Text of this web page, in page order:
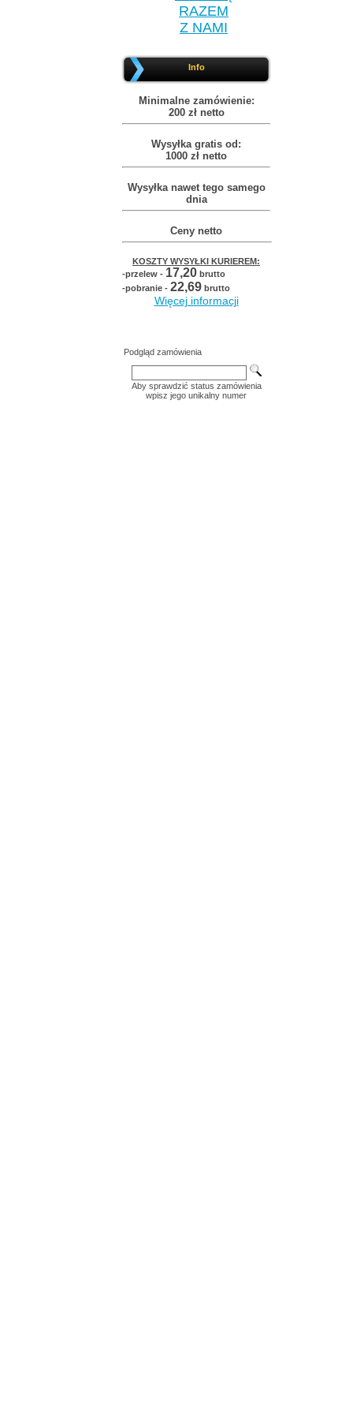
RAZEM
Z NAMI
Info
Minimalne zamówienie:
200 zł netto
Wysyłka gratis od:
1000 zł netto
Wysyłka nawet tego samego
dnia
Ceny netto
KOSZTY WYSYŁKI KURIEREM:
-przelew - 17,20 brutto
-pobranie - 22,69 brutto
Więcej informacji
Podgląd zamówienia
Aby sprawdzić status zamówienia
wpisz jego unikalny numer